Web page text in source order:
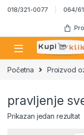
Skip to navigation
Skip to content
018/321-0077 064/
Početna Proizvod
pravljenje
Prikazan jedan rezultat